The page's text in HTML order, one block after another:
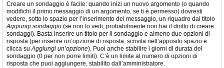
Creare un sondaggio è facile: quando inizi un nuovo argomento (o quando
modifichi il primo messaggio di un argomento, se ti è permesso) dovresti
vedere, sotto lo spazio per l’inserimento del messaggio, un riquadro dal titolo
Aggiungi sondaggio (se non lo vedi, probabilmente non hai il diritto di creare
sondaggi). Basta inserire un titolo per il sondaggio e almeno due opzioni di
risposta (per inserire un’opzione di risposta, scrivila nell’apposito spazio e
clicca suAggiungi un’opzione). Puoi anche stabilire i giorni di durata del
sondaggio (0 per non porre limiti). C’è un limite al numero di opzioni di
risposta che puoi aggiungere, stabilito dall’amministratore.